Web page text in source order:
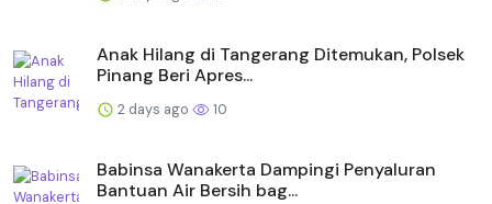
Anak Hilang di Tangerang Ditemukan, Polsek
Pinang Beri Apres...
2 days ago 10
Babinsa Wanakerta Dampingi Penyaluran
Bantuan Air Bersih bag...